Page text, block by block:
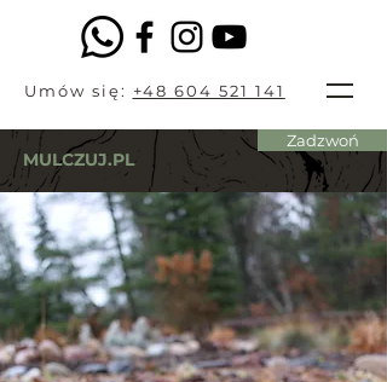
Umów się: +48 604 521 141
MULCZUJ.PL
Zadzwoń